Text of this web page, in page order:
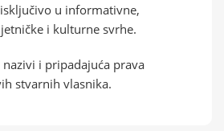
u informativne,
i kulturne svrhe.
i pripadajuća prava
stvarnih vlasnika.